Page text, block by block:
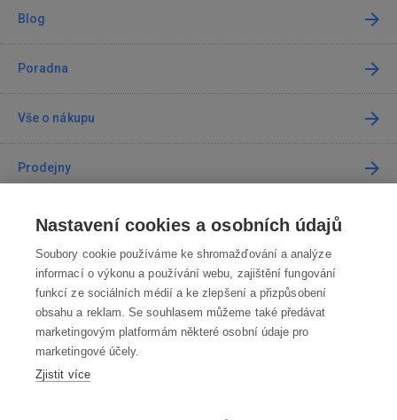
Blog
Poradna
Vše o nákupu
Prodejny
Kontakt
Kontaktujte nás
info@robotworld.cz
220 770 770 Po-Pá 8:00—16:00
VŠECHNY KONTAKTY
Nastavení cookies a osobních údajů
Soubory cookie používáme ke shromažďování a analýze
informací o výkonu a používání webu, zajištění fungování
funkcí ze sociálních médií a ke zlepšení a přizpůsobení
obsahu a reklam. Se souhlasem můžeme také předávat
marketingovým platformám některé osobní údaje pro
marketingové účely.
Zjistit více